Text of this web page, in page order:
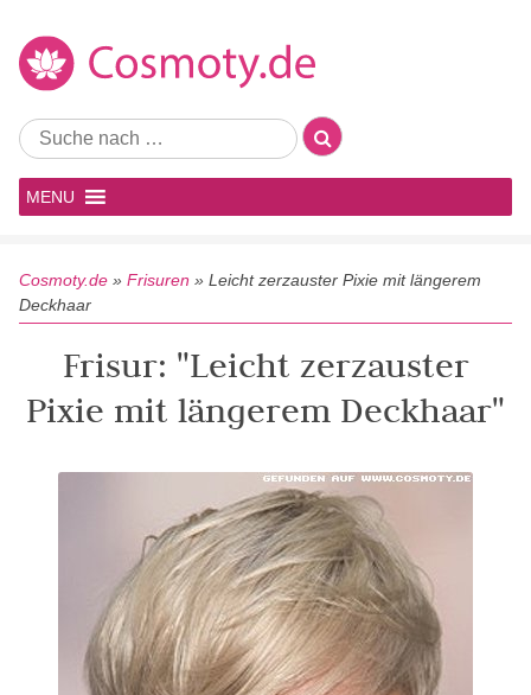
MENU
Cosmoty.de » Frisuren » Leicht zerzauster Pixie mit längerem
Deckhaar
Frisur: "Leicht zerzauster
Pixie mit längerem Deckhaar"